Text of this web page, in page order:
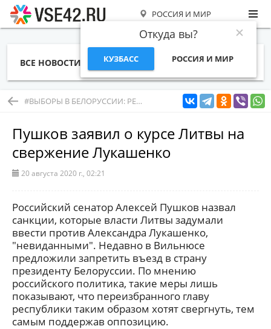
РОССИЯ И МИР
Откуда вы?
КУЗБАСС РОССИЯ И МИР
ВСЕ НОВОСТИ СТАТЬИ ТЕМЫ ФОТО
#ВЫБОРЫ В БЕЛОРУССИИ: РЕЗУЛЬТАТЫ, ПРОТЕСТЫ И РЕАКЦИЯ ВЛАСТИ
Пушков заявил о курсе Литвы на
свержение Лукашенко
20 августа 2020 г., 02:21
Российский сенатор Алексей Пушков назвал
санкции, которые власти Литвы задумали
ввести против Александра Лукашенко,
"невиданными". Недавно в Вильнюсе
предложили запретить въезд в страну
президенту Белоруссии. По мнению
российского политика, такие меры лишь
показывают, что переизбранного главу
республики таким образом хотят свергнуть, тем
самым поддержав оппозицию.